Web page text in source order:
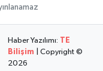
Haber Yazılımı: TE
Bilişim | Copyright ©
2026